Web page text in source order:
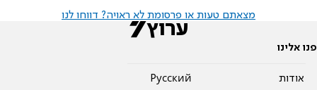
מצאתם טעות או פרסומת לא ראויה? דווחו לנו
פנו אלינו
אודות
Pусский